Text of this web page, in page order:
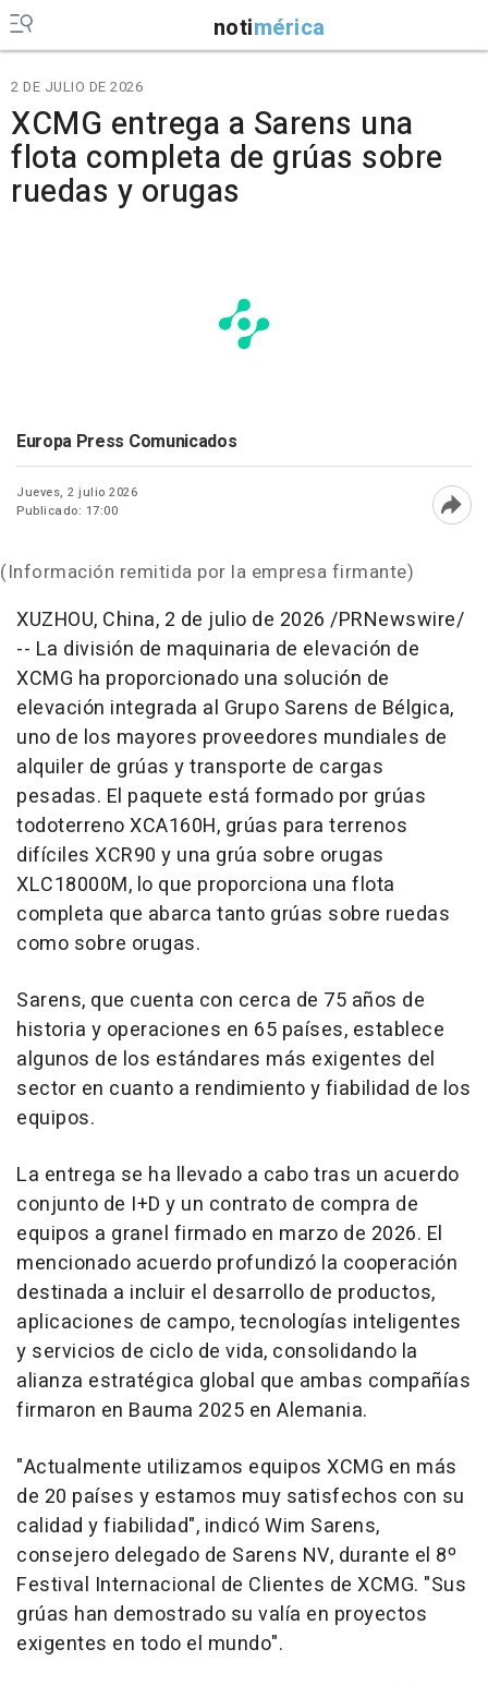
notimérica
2 DE JULIO DE 2026
XCMG entrega a Sarens una
flota completa de grúas sobre
ruedas y orugas
Europa Press Comunicados
Jueves, 2 julio 2026
Publicado: 17:00
(Información remitida por la empresa firmante)
XUZHOU, China, 2 de julio de 2026 /PRNewswire/
-- La división de maquinaria de elevación de
XCMG ha proporcionado una solución de
elevación integrada al Grupo Sarens de Bélgica,
uno de los mayores proveedores mundiales de
alquiler de grúas y transporte de cargas
pesadas. El paquete está formado por grúas
todoterreno XCA160H, grúas para terrenos
difíciles XCR90 y una grúa sobre orugas
XLC18000M, lo que proporciona una flota
completa que abarca tanto grúas sobre ruedas
como sobre orugas.
Sarens, que cuenta con cerca de 75 años de
historia y operaciones en 65 países, establece
algunos de los estándares más exigentes del
sector en cuanto a rendimiento y fiabilidad de los
equipos.
La entrega se ha llevado a cabo tras un acuerdo
conjunto de I+D y un contrato de compra de
equipos a granel firmado en marzo de 2026. El
mencionado acuerdo profundizó la cooperación
destinada a incluir el desarrollo de productos,
aplicaciones de campo, tecnologías inteligentes
y servicios de ciclo de vida, consolidando la
alianza estratégica global que ambas compañías
firmaron en Bauma 2025 en Alemania.
"Actualmente utilizamos equipos XCMG en más
de 20 países y estamos muy satisfechos con su
calidad y fiabilidad", indicó Wim Sarens,
consejero delegado de Sarens NV, durante el 8º
Festival Internacional de Clientes de XCMG. "Sus
grúas han demostrado su valía en proyectos
exigentes en todo el mundo".